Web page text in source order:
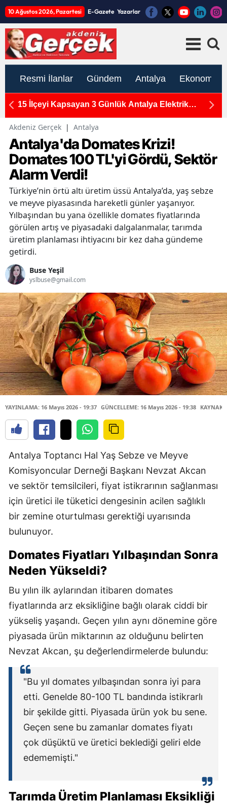
10 Ağustos 2026, Pazartesi E-Gazete Yazarlar
Resmi İlanlar Gündem Antalya Ekonomi
15 İlçeyi Kapsayan 3 Günlük Antalya Elektrik
Akdeniz Gerçek | Antalya
Antalya'da Domates Krizi!
Domates 100 TL'yi Gördü, Sektör
Alarm Verdi!
Türkiye’nin örtü altı üretim üssü Antalya’da, yaş sebze
ve meyve piyasasında hareketli günler yaşanıyor.
Yılbaşından bu yana özellikle domates fiyatlarında
görülen artış ve piyasadaki dalgalanmalar, tarımda
üretim planlaması ihtiyacını bir kez daha gündeme
getirdi.
Buse Yeşil
yslbuse@gmail.com
YAYINLAMA: 16 Mayıs 2026 - 19:37 GÜNCELLEME: 16 Mayıs 2026 - 19:38 KAYNAK:
Antalya Toptancı Hal Yaş Sebze ve Meyve
Komisyoncular Derneği Başkanı Nevzat Akcan
ve sektör temsilcileri, fiyat istikrarının sağlanması
için üretici ile tüketici dengesinin acilen sağlıklı
bir zemine oturtulması gerektiği uyarısında
bulunuyor.
Domates Fiyatları Yılbaşından Sonra
Neden Yükseldi?
Bu yılın ilk aylarından itibaren domates
fiyatlarında arz eksikliğine bağlı olarak ciddi bir
yükseliş yaşandı. Geçen yılın aynı dönemine göre
piyasada ürün miktarının az olduğunu belirten
Nevzat Akcan, şu değerlendirmelerde bulundu:
"Bu yıl domates yılbaşından sonra iyi para
etti. Genelde 80-100 TL bandında istikrarlı
bir şekilde gitti. Piyasada ürün yok bu sene.
Geçen sene bu zamanlar domates fiyatı
çok düşüktü ve üretici beklediği geliri elde
edememişti."
Tarımda Üretim Planlaması Eksikliği